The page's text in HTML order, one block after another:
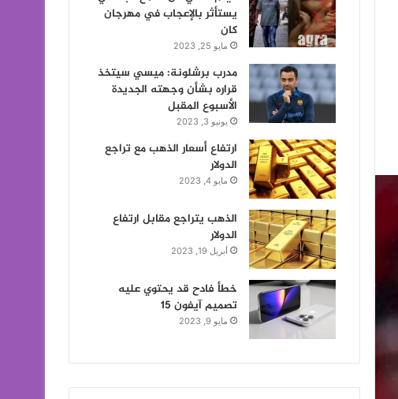
يستأثر بالإعجاب في مهرجان
كان
مايو 25, 2023
مدرب برشلونة: ميسي سيتخذ
قراره بشأن وجهته الجديدة
الأسبوع المقبل
يونيو 3, 2023
ارتفاع أسعار الذهب مع تراجع
الدولار
مايو 4, 2023
الذهب يتراجع مقابل ارتفاع
الدولار
أبريل 19, 2023
خطأ فادح قد يحتوي عليه
تصميم آيفون 15
مايو 9, 2023